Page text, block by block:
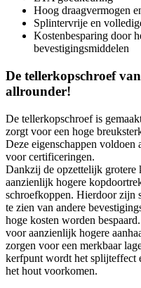
Hoog draagvermogen
Splintervrije en
Kostenbesparing door
bevestigingsmiddelen
De tellerkopschroef
allrounder!
De tellerkopschroef is
zorgt voor een hoge
Deze eigenschappen voldoen
voor certificeringen.
Dankzij de opzettelijk grotere
aanzienlijk hogere
schroefkoppen. Hierdoor zijn
te zien van andere
hoge kosten worden
voor aanzienlijk hogere
zorgen voor een merkbaar
kerfpunt wordt het splijteffect
het hout voorkomen.